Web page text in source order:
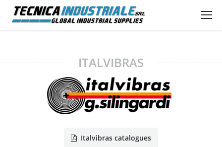
ITALVIBRAS
Italvibras catalogues